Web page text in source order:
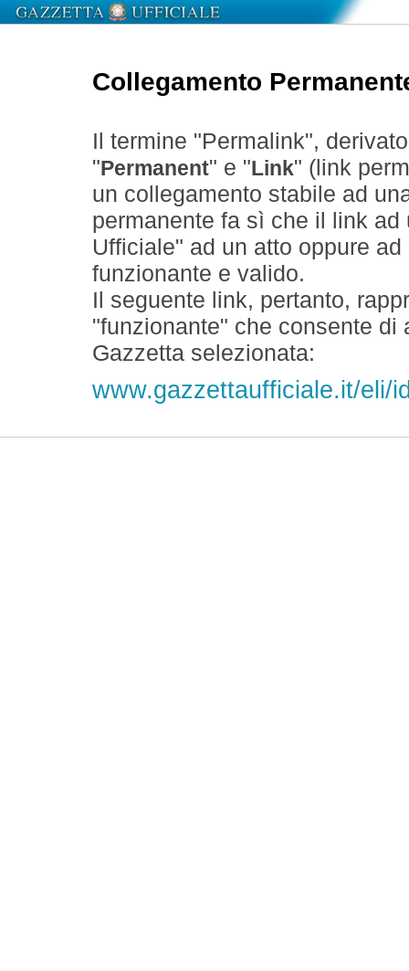
Collegamento
Il termine "Permalink",
" Permanent" e " Link" (link
un collegamento stabile ad
permanente fa sì che il link
Ufficiale" ad un atto oppure
funzionante e valido.
Il seguente link, pertanto,
"funzionante" che consente
Gazzetta selezionata:
www.gazzettaufficiale.it/eli/